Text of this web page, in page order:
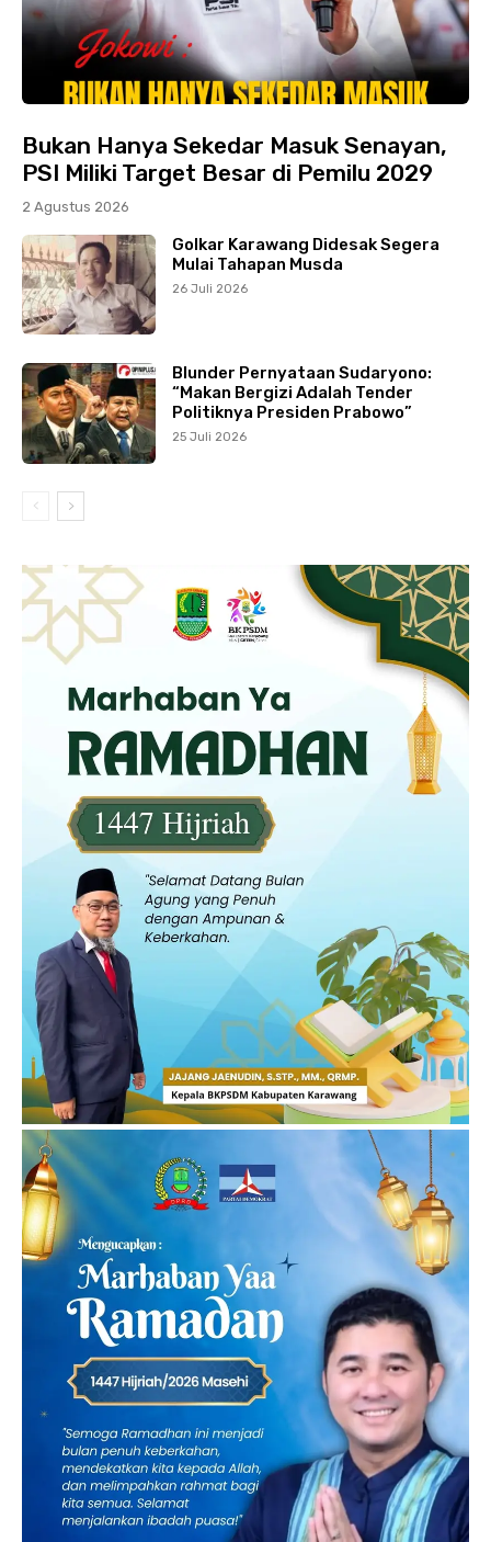
Bukan Hanya Sekedar Masuk Senayan,
PSI Miliki Target Besar di Pemilu 2029
2 Agustus 2026
Golkar Karawang Didesak Segera
Mulai Tahapan Musda
26 Juli 2026
Blunder Pernyataan Sudaryono:
“Makan Bergizi Adalah Tender
Politiknya Presiden Prabowo”
25 Juli 2026